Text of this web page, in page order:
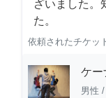
ざいました。
た。
依頼されたチケッ
ケ
男性 /